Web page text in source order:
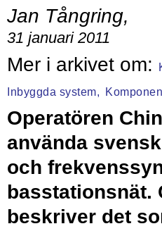
Jan Tångring,
31 januari 2011
Inbyggda system,
Operatören
använda
och
basstationsnät.
beskriver det